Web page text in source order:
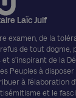
Laïc Juif
examen, de la
de tout dogme,
s’inspirant de la
Peuples à
à l’élaboration
et le